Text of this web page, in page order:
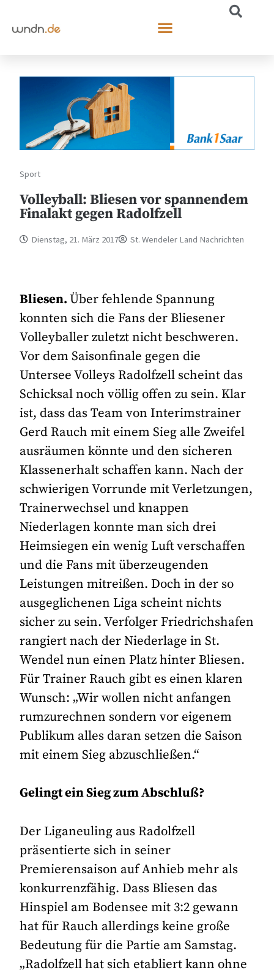
Sport
Volleyball: Bliesen vor spannendem
Finalakt gegen Radolfzell
Dienstag, 21. März 2017 St. Wendeler Land Nachrichten
Bliesen.Über fehlende Spannung
konnten sich die Fans der Bliesener
Volleyballer zuletzt nicht beschweren.
Vor dem Saisonfinale gegen die
Untersee Volleys Radolfzell scheint das
Schicksal noch völlig offen zu sein. Klar
ist, dass das Team von Interimstrainer
Gerd Rauch mit einem Sieg alle Zweifel
ausräumen könnte und den sicheren
Klassenerhalt schaffen kann. Nach der
schwierigen Vorrunde mit Verletzungen,
Trainerwechsel und knappen
Niederlagen konnte man sich drei
Heimsiegen ein wenig Luft verschaffen
und die Fans mit überzeugenden
Leistungen mitreißen. Doch in der so
ausgeglichenen Liga scheint nichts
sicher zu sein. Verfolger Friedrichshafen
rangiert nach der Niederlage in St.
Wendel nun einen Platz hinter Bliesen.
Für Trainer Rauch gibt es einen klaren
Wunsch: „Wir wollen nicht anfangen
rumzurechnen sondern vor eigenem
Publikum alles daran setzen die Saison
mit einem Sieg abzuschließen.“
Gelingt ein Sieg zum Abschluß?
Der Liganeuling aus Radolfzell
präsentierte sich in seiner
Premierensaison auf Anhieb mehr als
konkurrenzfähig. Dass Bliesen das
Hinspiel am Bodensee mit 3:2 gewann
hat für Rauch allerdings keine große
Bedeutung für die Partie am Samstag.
„Radolfzell hat sich etabliert kann ohne